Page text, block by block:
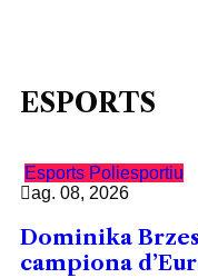
ESPORTS
Esports Poliesportiu
ag. 08, 2026
Dominika
campiona